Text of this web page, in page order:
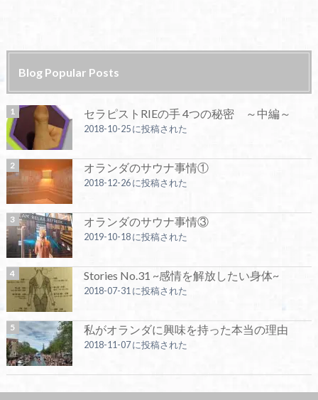
Blog Popular Posts
セラピストRIEの手 4つの秘密 ～中編～
2018-10-25 に投稿された
オランダのサウナ事情①
2018-12-26 に投稿された
オランダのサウナ事情③
2019-10-18 に投稿された
Stories No.31 ~感情を解放したい身体~
2018-07-31 に投稿された
私がオランダに興味を持った本当の理由
2018-11-07 に投稿された